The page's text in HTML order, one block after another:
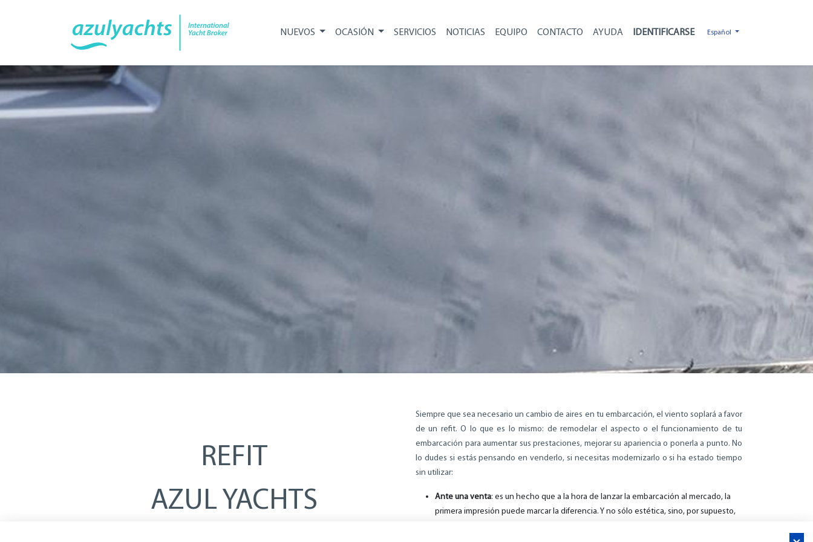
NUEVOS OCASIÓN SERVICIOS NOTICIAS EQUIPO CONTACTO AYUDA Español
REFIT
AZUL YACHTS
Siempre que sea necesario un cambio de aires en tu embarcación, el viento soplará a favor
de un refit. O lo que es lo mismo: de remodelar el aspecto o el funcionamiento de tu
embarcación para aumentar sus prestaciones, mejorar su apariencia o ponerla a punto. No
lo dudes si estás pensando en venderlo, si necesitas modernizarlo o si ha estado tiempo
sin utilizar:
Ante una venta: es un hecho que a la hora de lanzar la embarcación al mercado, la
primera impresión puede marcar la diferencia. Y no sólo estética, sino, por supuesto,